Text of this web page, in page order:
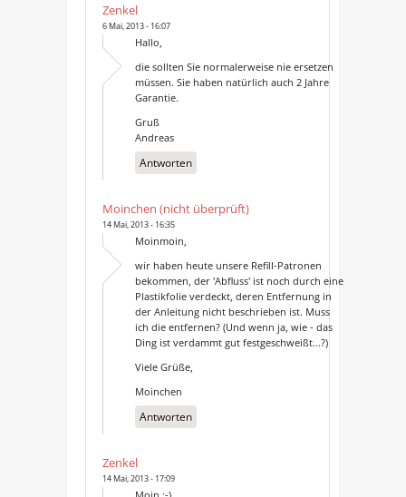
Zenkel
6 Mai, 2013 - 16:07
Hallo,
die sollten Sie normalerweise nie ersetzen
müssen. Sie haben natürlich auch 2 Jahre
Garantie.
Gruß
Andreas
Antworten
Moinchen (nicht überprüft)
14 Mai, 2013 - 16:35
Moinmoin,
wir haben heute unsere Refill-Patronen
bekommen, der 'Abfluss' ist noch durch eine
Plastikfolie verdeckt, deren Entfernung in
der Anleitung nicht beschrieben ist. Muss
ich die entfernen? (Und wenn ja, wie - das
Ding ist verdammt gut festgeschweißt...?)
Viele Grüße,
Moinchen
Antworten
Zenkel
14 Mai, 2013 - 17:09